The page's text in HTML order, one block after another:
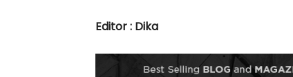
Editor : Dika